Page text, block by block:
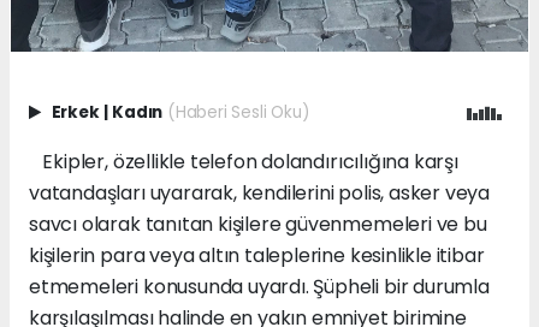
Erkek | Kadın (Haberi Sesli Oku)
Ekipler, özellikle telefon dolandırıcılığına karşı
vatandaşları uyararak, kendilerini polis, asker veya
savcı olarak tanıtan kişilere güvenmemeleri ve bu
kişilerin para veya altın taleplerine kesinlikle itibar
etmemeleri konusunda uyardı. Şüpheli bir durumla
karşılaşılması halinde en yakın emniyet birimine